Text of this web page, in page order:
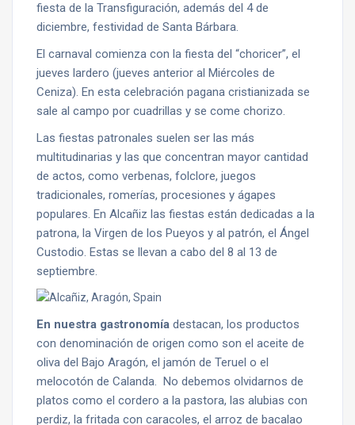
fiesta de la Transfiguración, además del 4 de
diciembre, festividad de Santa Bárbara.
El carnaval comienza con la fiesta del “choricer”, el
jueves lardero (jueves anterior al Miércoles de
Ceniza). En esta celebración pagana cristianizada se
sale al campo por cuadrillas y se come chorizo.
Las fiestas patronales suelen ser las más
multitudinarias y las que concentran mayor cantidad
de actos, como verbenas, folclore, juegos
tradicionales, romerías, procesiones y ágapes
populares. En Alcañiz las fiestas están dedicadas a la
patrona, la Virgen de los Pueyos y al patrón, el Ángel
Custodio. Estas se llevan a cabo del 8 al 13 de
septiembre.
En nuestra gastronomía destacan, los productos
con denominación de origen como son el aceite de
oliva del Bajo Aragón, el jamón de Teruel o el
melocotón de Calanda. No debemos olvidarnos de
platos como el cordero a la pastora, las alubias con
perdiz, la fritada con caracoles, el arroz de bacalao